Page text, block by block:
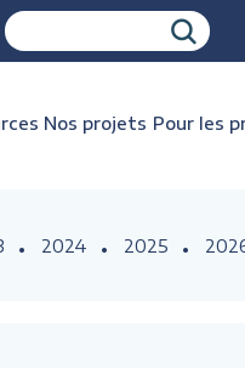
Nos projets Pour les
2024 2025